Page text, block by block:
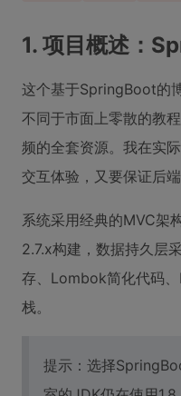
1. 项目概述：
这个基于SpringBoot的
不同于市面上零散的教
频的全套资源。我在实
交互体验，又要保证后
系统采用经典的MVC架
2.7.x构建，数据持久层
存、Lombok简化代码
栈。
提示：选择